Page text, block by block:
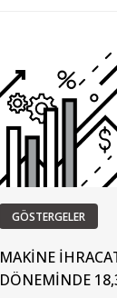
GÖSTERGELER
MAKİNE
DÖNEMİNDE